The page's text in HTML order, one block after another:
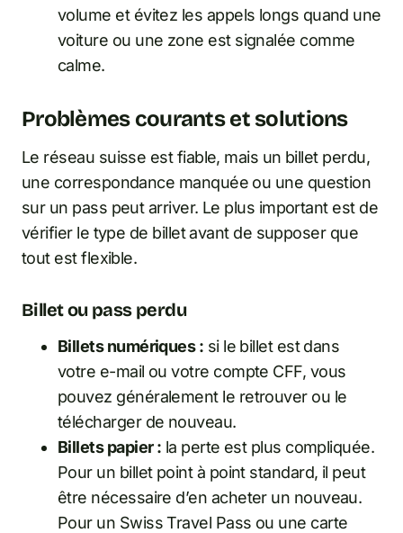
volume et évitez les appels longs quand une
voiture ou une zone est signalée comme
calme.
Problèmes courants et solutions
Le réseau suisse est fiable, mais un billet perdu,
une correspondance manquée ou une question
sur un pass peut arriver. Le plus important est de
vérifier le type de billet avant de supposer que
tout est flexible.
Billet ou pass perdu
Billets numériques : si le billet est dans
votre e-mail ou votre compte CFF, vous
pouvez généralement le retrouver ou le
télécharger de nouveau.
Billets papier : la perte est plus compliquée.
Pour un billet point à point standard, il peut
être nécessaire d’en acheter un nouveau.
Pour un Swiss Travel Pass ou une carte